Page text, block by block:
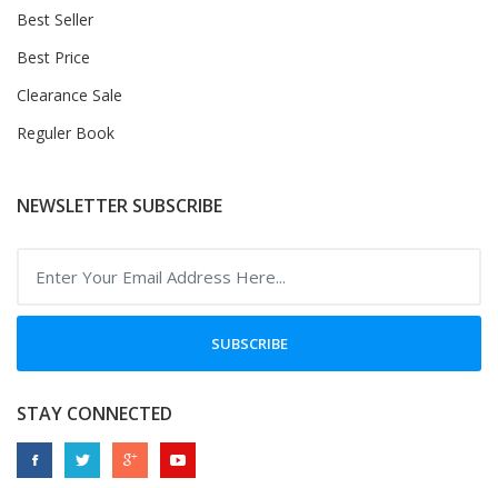
Best Seller
Best Price
Clearance Sale
Reguler Book
NEWSLETTER SUBSCRIBE
SUBSCRIBE
STAY CONNECTED